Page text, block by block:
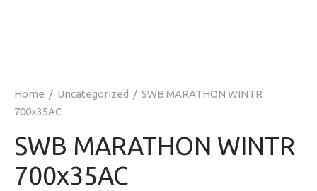
Home / Uncategorized / SWB MARATHON WINTR
700x35AC
SWB MARATHON WINTR
700x35AC